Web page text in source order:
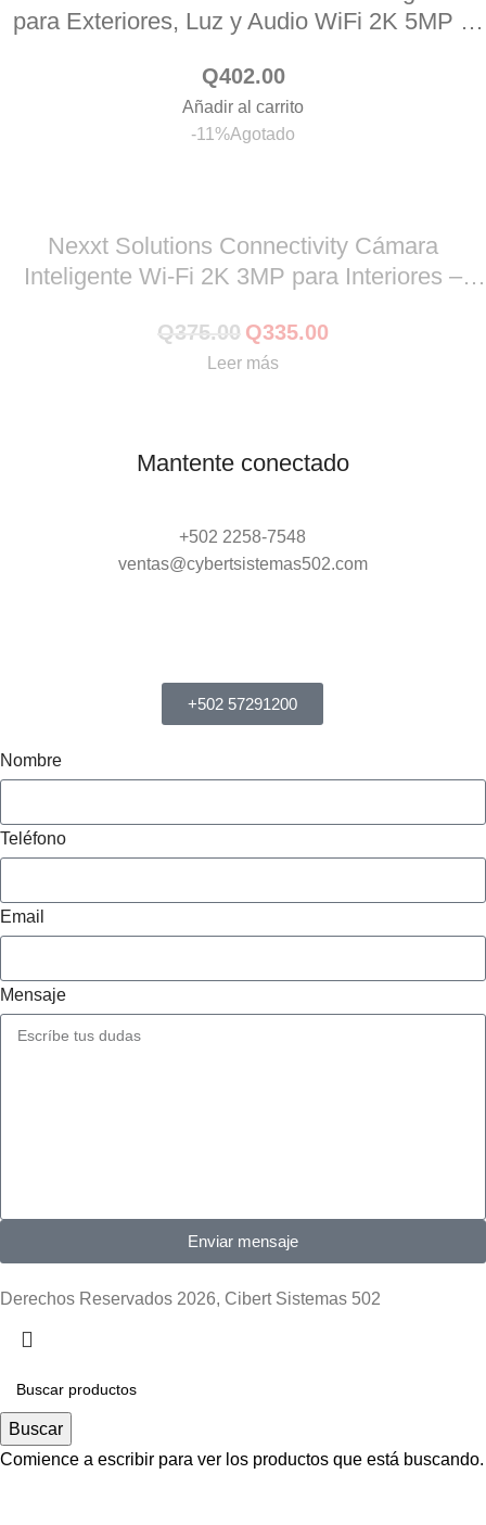
para Exteriores, Luz y Audio WiFi 2K 5MP –
Q402.00
Añadir al carrito
-11%Agotado
Nexxt Solutions Connectivity Cámara
Inteligente Wi-Fi 2K 3MP para Interiores –
Q375.00 Q335.00
Leer más
Mantente conectado
+502 2258-7548
ventas@cybertsistemas502.com
+502 57291200
Nombre
Teléfono
Email
Mensaje
Enviar mensaje
Derechos Reservados 2026, Cibert Sistemas 502
Buscar
Comience a escribir para ver los productos que está buscando.